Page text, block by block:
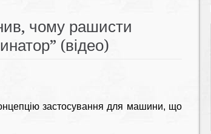
чому рашисти
(відео)
застосування для машини, що